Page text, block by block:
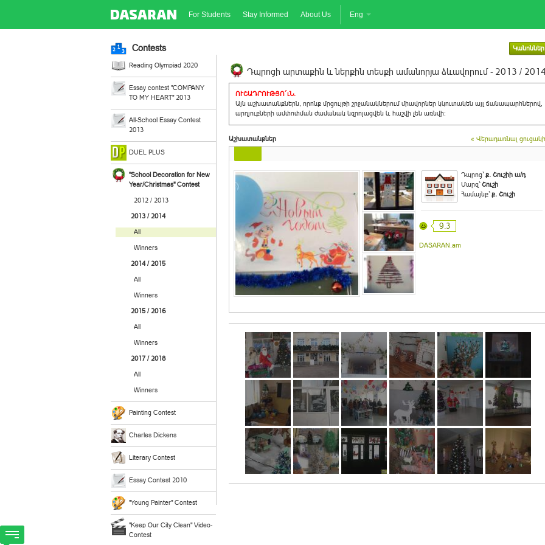
For Students Stay Informed About Us Eng
Contests Կանոններ
Reading Olympiad 2020
Essay contest "COMPANY
TO MY HEART" 2013
All-School Essay Contest
2013
DUEL PLUS
"School Decoration for New
Year/Christmas" Contest
2012 / 2013
2013 / 2014
All
Winners
2014 / 2015
All
Winners
2015 / 2016
All
Winners
2017 / 2018
All
Winners
Painting Contest
Charles Dickens
Literary Contest
Essay Contest 2010
"Young Painter" Contest
"Keep Our City Clean" Video-
Contest
Դպրոցի արտաքին և ներքին տեսքի ամանորյա ձևավորում - 2013 / 2014
ՈՒՇԱԴՐՈՒԹՅՈ´ւՆ.
Այն աշխատանքներն, որոնք մրցույթի շրջանակներում միավորներ կկուտակեն այլ ճանապարհներով,
արդյուքների ամփոփման ժամանակ կզրոյացվեն և հաշվի չեն առնվի:
Աշխատանքներ « Վերադառնալ
Դպրոց`ք. Շուշիի ա/դ
Մարզ`Շուշի
Համայնք`ք. Շուշի
9.3
DASARAN.am